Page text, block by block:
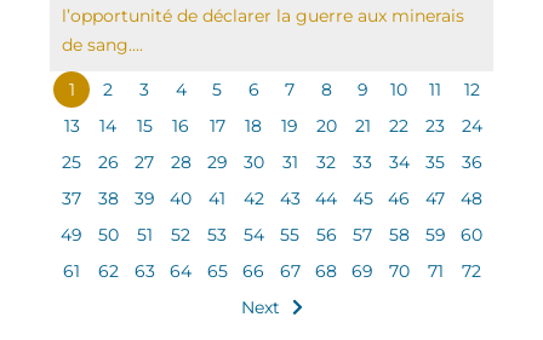
l’opportunité de déclarer la guerre aux minerais
de sang....
1 2 3 4 5 6 7 8 9 10 11
12
13
14 15 16 17 18 19 20 21 22 23
24
25
26 27 28 29 30 31 32 33 34 35
36
37
38 39 40 41 42 43 44 45 46 47
48
49
50 51 52 53 54 55 56 57 58 59
60
61
62 63 64 65 66 67 68 69 70 71
72
Next